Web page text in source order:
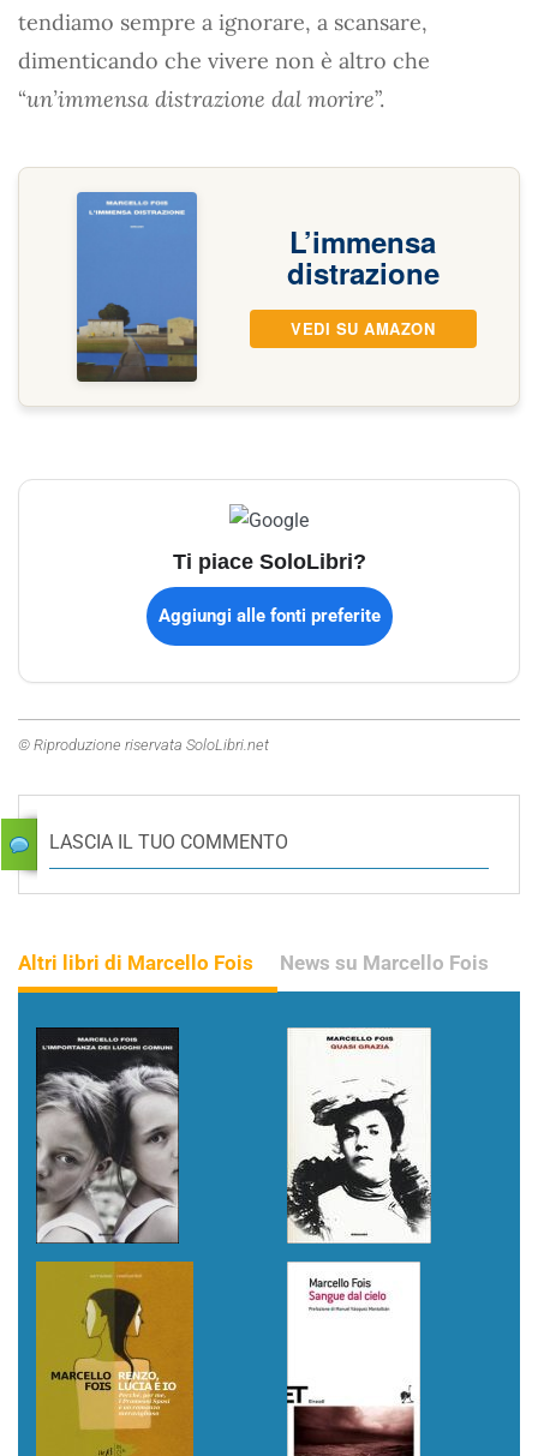
tendiamo sempre a ignorare, a scansare,
dimenticando che vivere non è altro che
“un’immensa distrazione dal morire”.
L’immensa
distrazione
VEDI SU AMAZON
Ti piace SoloLibri?
Aggiungi alle fonti preferite
© Riproduzione riservata SoloLibri.net
LASCIA IL TUO COMMENTO
Altri libri di Marcello Fois News su Marcello Fois